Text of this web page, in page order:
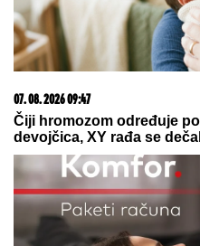
SNAŽAN
kamion,
čaša..."